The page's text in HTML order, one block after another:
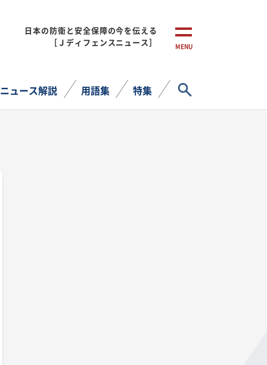
日本の防衛と安全保障の今を伝える
［Ｊディフェンスニュース］
MENU
ニュース解説 用語集 特集